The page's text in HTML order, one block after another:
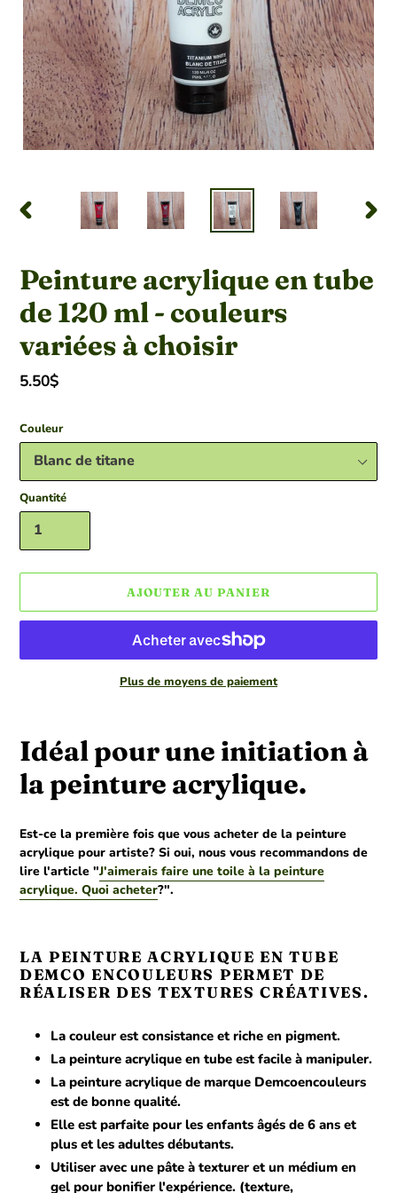
DIAPOSITIVE
Peinture acrylique en tube
de 120 ml - couleurs
variées à choisir
Prix
5.50$
Couleur
Quantité
AJOUTER AU PANIER
Plus de moyens de paiement
produit
à
votre
Idéal pour une initiation à
la peinture acrylique.
Est-ce la première fois que vous acheter de la peinture
acrylique pour artiste? Si oui, nous vous recommandons de
lire l'article "J'aimerais faire une toile à la peinture
acrylique. Quoi acheter?".
LA PEINTURE ACRYLIQUE EN TUBE
DEMCO ENCOULEURS PERMET DE
RÉALISER DES TEXTURES CRÉATIVES.
La couleur est consistance et riche en pigment.
La peinture acrylique en tube est facile à manipuler.
La peinture acrylique de marque Demcoencouleurs
est de bonne qualité.
Elle est parfaite pour les enfants âgés de 6 ans et
plus et les adultes débutants.
Utiliser avec une pâte à texturer et un médium en
gel pour bonifier l'expérience. (texture,